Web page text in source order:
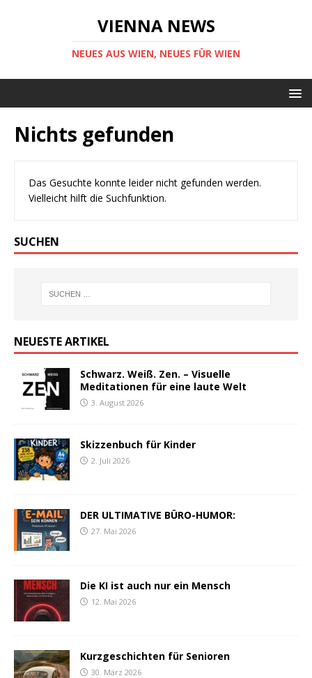
VIENNA NEWS
NEUES AUS WIEN, NEUES FÜR WIEN
Nichts gefunden
Das Gesuchte konnte leider nicht gefunden werden.
Vielleicht hilft die Suchfunktion.
SUCHEN
NEUESTE ARTIKEL
Schwarz. Weiß. Zen. – Visuelle
Meditationen für eine laute Welt
3. August 2026
Skizzenbuch für Kinder
2. Juli 2026
DER ULTIMATIVE BÜRO-HUMOR:
27. Mai 2026
Die KI ist auch nur ein Mensch
12. Mai 2026
Kurzgeschichten für Senioren
30. März 2026